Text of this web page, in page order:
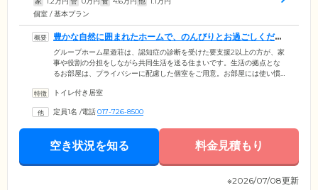
個室 / 基本プラン
豊かな自然に囲まれたホームで、のんびりとお過ごしくださ
い
グループホーム星遊荘は、認知症の診断を受けた要支援2以上の方が、家
事や役割の分担をしながら共同生活を送る住まいです。生活の拠点とな
るお部屋は、プライバシーに配慮した個室をご用意。お部屋には使い慣
いただけます。お食事は、朝昼夕の1日3食のほか、おやつもご提供。ほ
過ごしください。また、当ホームの敷地は豊かな緑に恵まれており、春
はお花見、秋は紅葉狩りや栗拾いなどを楽しんでいただけます。四季の
トイレ付き居室
定員1名 /電話017-726-8500
空き状況を知る 料金見積もり
※2026/07/08更新